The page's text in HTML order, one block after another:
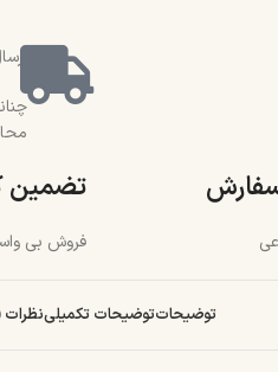
تضمین
فروش بی
توضیحاتتوضیحات تکمیلینظرات